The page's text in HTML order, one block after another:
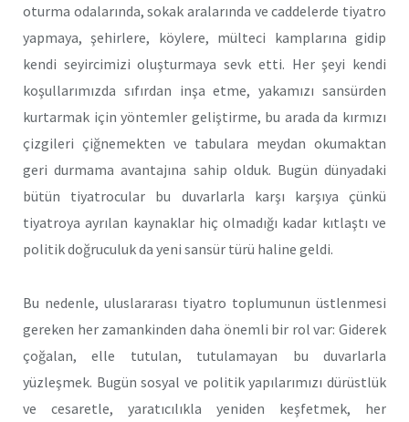
oturma odalarında, sokak aralarında ve caddelerde tiyatro
yapmaya, şehirlere, köylere, mülteci kamplarına gidip
kendi seyircimizi oluşturmaya sevk etti. Her şeyi kendi
koşullarımızda sıfırdan inşa etme, yakamızı sansürden
kurtarmak için yöntemler geliştirme, bu arada da kırmızı
çizgileri çiğnemekten ve tabulara meydan okumaktan
geri durmama avantajına sahip olduk. Bugün dünyadaki
bütün tiyatrocular bu duvarlarla karşı karşıya çünkü
tiyatroya ayrılan kaynaklar hiç olmadığı kadar kıtlaştı ve
politik doğruculuk da yeni sansür türü haline geldi.
Bu nedenle, uluslararası tiyatro toplumunun üstlenmesi
gereken her zamankinden daha önemli bir rol var: Giderek
çoğalan, elle tutulan, tutulamayan bu duvarlarla
yüzleşmek. Bugün sosyal ve politik yapılarımızı dürüstlük
ve cesaretle, yaratıcılıkla yeniden keşfetmek, her